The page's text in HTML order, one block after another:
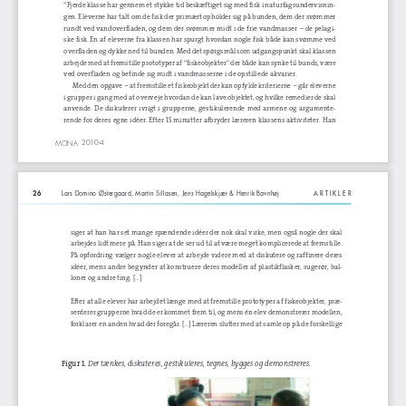
MONA 2010-4
“Fjerde klasse har gennem et stykke tid beskæftiget sig med fisk i naturfagsundervisnin
gen. Eleverne har talt om de fisk der primært opholder sig på bunden, dem der svømmer
rundt ved vandoverfladen, og dem der svømmer midt i de frie vandmasser – de pelagi-
ske fisk. En af eleverne fra klassen har spurgt hvordan nogle fisk både kan svømme ved
overfladen og dykke ned til bunden. Med det spørgsmål som udgangspunkt skal klassen
arbejde med at fremstille prototyper af “fiskeobjekter” der både kan synke til bunds, være
ved overfladen og befinde sig midt i vandmasserne i de opstillede akvarier.
Med den opgave – at fremstille et fiskeobjekt der kan opfylde kriterierne – går eleverne
i grupper i gang med at overveje hvordan de kan lave objektet, og hvilke remedier de skal
anvende.  De  diskuterer  ivrigt  i  grupperne,  gestikulerende  med  armene  og  argumente
rende for deres egne idéer. Efter 15 minutter afbryder læreren klassens aktiviteter. Han
26 Art I kler
Lars Domino Østergaard, Martin Sillasen, Jens Hagelskjær & Henrik Bavnhøj
siger at han har set mange spændende idéer der nok skal virke, men også nogle der skal
arbejdes lidt mere på. Han siger at de ser ud til at være meget komplicerede at fremstille.
På opfordring vælger nogle elever at arbejde videre med at diskutere og raffinere deres
idéer, mens andre begynder at konstruere deres modeller af plastikflasker, sugerør, bal
loner og andre ting. [...]
Efter at alle elever har arbejdet længe med at fremstille prototyper af fiskeobjekter, præ
senterer grupperne hvad de er kommet frem til, og mens én elev demonstrerer modellen,
forklarer en anden hvad der foregår. [...] Læreren slutter med at samle op på de forskellige
Figur 1. Der tænkes, diskuteres, gestikuleres, tegnes, bygges og demonstreres.